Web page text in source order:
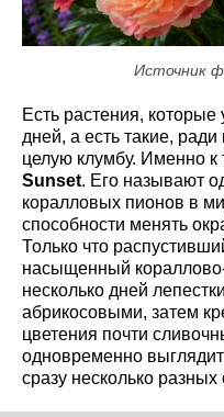
Источник
Есть растения, которые
дней, а есть такие,
целую клумбу. Именно к
Sunset. Его называют
коралловых пионов в
способности менять
Только что
насыщенный
несколько дней
абрикосовыми, затем
цветения почти
одновременно
сразу несколько разных